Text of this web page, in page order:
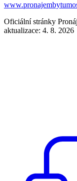
Oficiální stránky
aktualizace: 4. 8. 2026